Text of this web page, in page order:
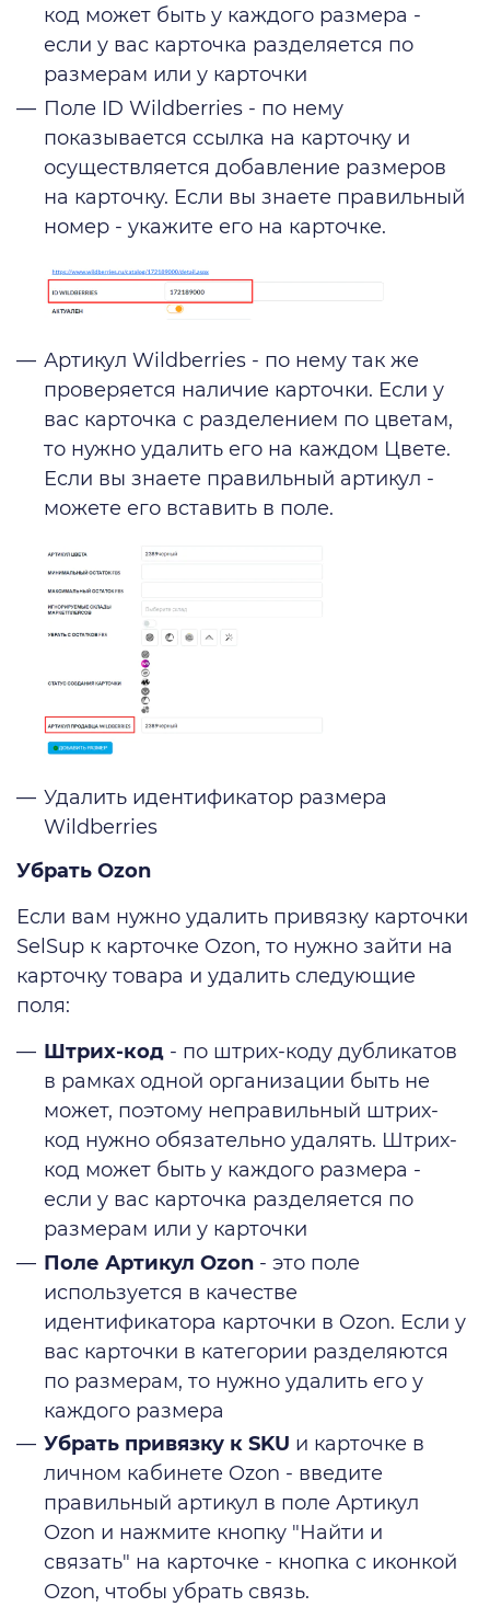
код может быть у каждого размера -
если у вас карточка разделяется по
размерам или у карточки
Поле ID Wildberries - по нему
показывается ссылка на карточку и
осуществляется добавление размеров
на карточку. Если вы знаете правильный
номер - укажите его на карточке.
Артикул Wildberries - по нему так же
проверяется наличие карточки. Если у
вас карточка с разделением по цветам,
то нужно удалить его на каждом Цвете.
Если вы знаете правильный артикул -
можете его вставить в поле.
Удалить идентификатор размера
Wildberries
Убрать Ozon
Если вам нужно удалить привязку карточки
SelSup к карточке Ozon, то нужно зайти на
карточку товара и удалить следующие
поля:
Штрих-код - по штрих-коду дубликатов
в рамках одной организации быть не
может, поэтому неправильный штрих-
код нужно обязательно удалять. Штрих-
код может быть у каждого размера -
если у вас карточка разделяется по
размерам или у карточки
Поле Артикул Ozon - это поле
используется в качестве
идентификатора карточки в Ozon. Если у
вас карточки в категории разделяются
по размерам, то нужно удалить его у
каждого размера
Убрать привязку к SKU и карточке в
личном кабинете Ozon - введите
правильный артикул в поле Артикул
Ozon и нажмите кнопку "Найти и
связать" на карточке - кнопка с иконкой
Ozon, чтобы убрать связь.